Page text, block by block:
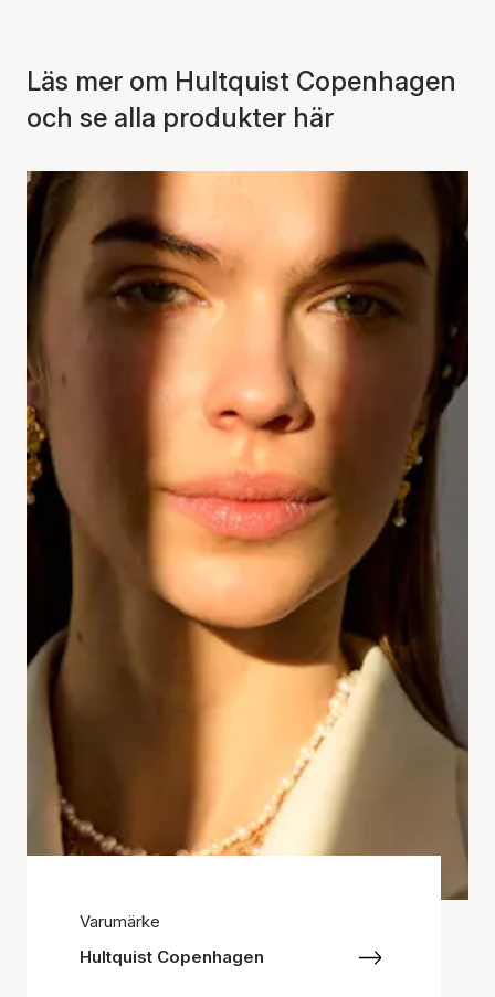
Läs mer om Hultquist Copenhagen
och se alla produkter här
Varumärke
Hultquist Copenhagen